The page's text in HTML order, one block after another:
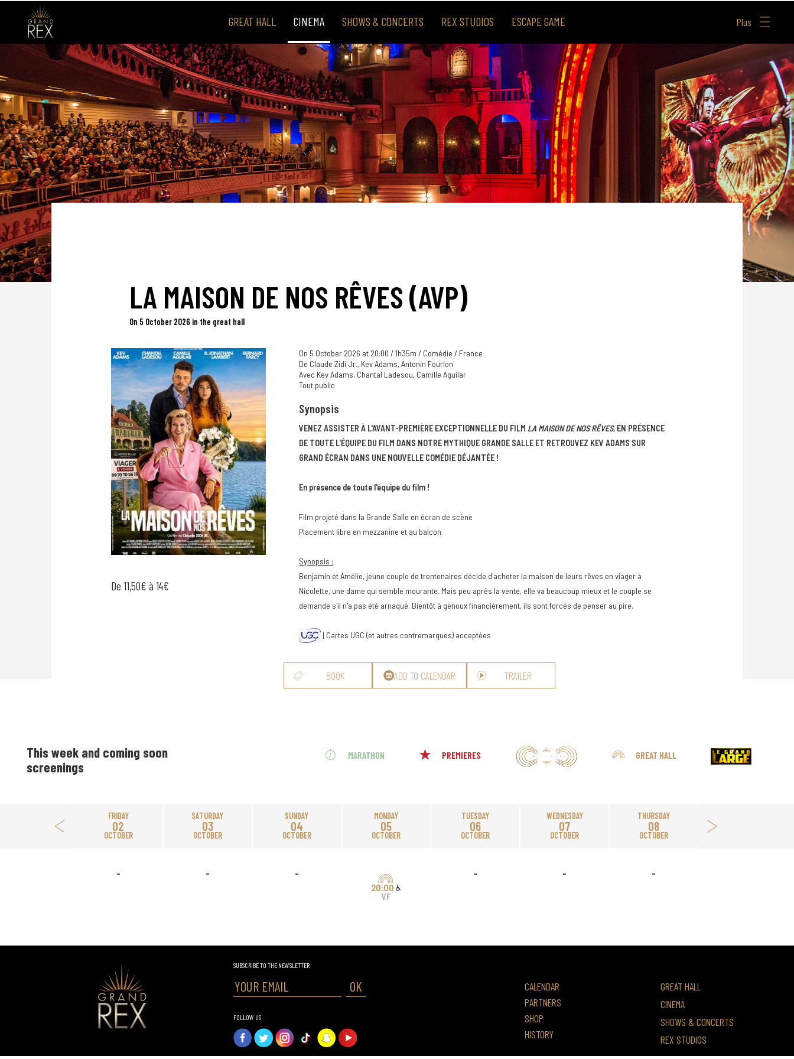
GREAT HALL CINEMA SHOWS & CONCERTS REX STUDIOS ESCAPE GAME Plus
LA MAISON DE NOS RÊVES (AVP)
On 5 October 2026 in the great hall
De 11,50€ à 14€
On 5 October 2026 at 20:00 / 1h35m / Comédie / France
De Claude Zidi Jr., Kev Adams, Antonin Fourlon
Avec Kev Adams, Chantal Ladesou, Camille Aguilar
Tout public
Synopsis
VENEZ ASSISTER À L'AVANT-PREMIÈRE EXCEPTIONNELLE DU FILM LA MAISON DE NOS RÊVES, EN PRÉSENCE
DE TOUTE L'ÉQUIPE DU FILM DANS NOTRE MYTHIQUE GRANDE SALLE ET RETROUVEZ KEV ADAMS SUR
GRAND ÉCRAN DANS UNE NOUVELLE COMÉDIE DÉJANTÉE !
En présence de toute l'équipe du film !
Film projeté dans la Grande Salle en écran de scène
Placement libre en mezzanine et au balcon
Synopsis :
Benjamin et Amélie, jeune couple de trentenaires décide d'acheter la maison de leurs rêves en viager à
Nicolette, une dame qui semble mourante. Mais peu après la vente, elle va beaucoup mieux et le couple se
demande s'il n'a pas été arnaqué. Bientôt à genoux financièrement, ils sont forcés de penser au pire.
| Cartes UGC (et autres contremarques) acceptées
BOOK ADD TO CALENDAR TRAILER
This week and coming soon
screenings
MARATHON PREMIERES GREAT HALL
FRIDAY
02
OCTOBER
SATURDAY
03
OCTOBER
SUNDAY
04
OCTOBER
MONDAY
05
OCTOBER
TUESDAY
06
OCTOBER
WEDNESDAY
07
OCTOBER
THURSDAY
08
OCTOBER
- - -
20:00
VF
- - -
SUBSCRIBE TO THE NEWSLETTER
OK
FOLLOW US
CALENDAR
PARTNERS
SHOP
HISTORY
GREAT HALL
CINEMA
SHOWS & CONCERTS
REX STUDIOS